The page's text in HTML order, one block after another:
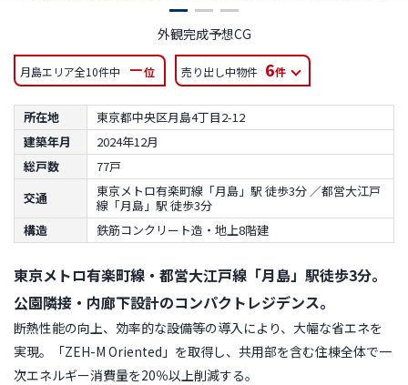
外観完成予想CG
月島エリア全10件中 －位 売り出し中物件 6件
所在地
東京都中央区月島4丁目2-12
建築年月
2024年12月
総戸数
77戸
交通
東京メトロ有楽町線「月島」駅 徒歩3分 ／都営大江戸
線「月島」駅 徒歩3分
構造
鉄筋コンクリート造・地上8階建
東京メトロ有楽町線・都営大江戸線「月島」駅徒歩3分。
公園隣接・内廊下設計のコンパクトレジデンス。
断熱性能の向上、効率的な設備等の導入により、大幅な省エネを
実現。「ZEH-M Oriented」を取得し、共用部を含む住棟全体で一
次エネルギー消費量を20％以上削減する。